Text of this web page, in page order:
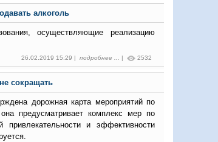
алкоголь
осуществляющие реализацию
26.02.2019 15:29 | подробнее ... | 2532
сокращать
дорожная карта мероприятий по
предусматривает комплекс мер по
и эффективности